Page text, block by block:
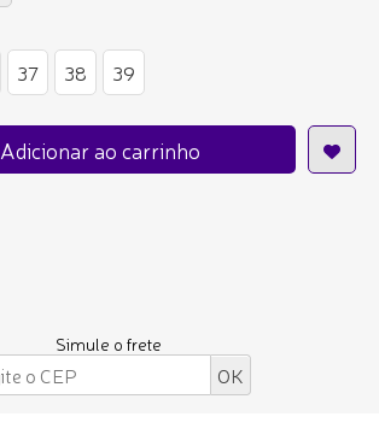
37 38 39
Adicionar ao carrinho
Simule o frete